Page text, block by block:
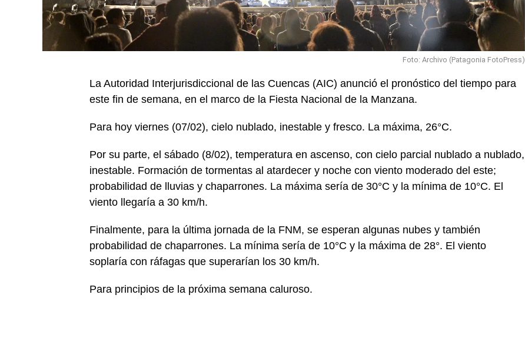
Foto: Archivo (Patagonia FotoPress)
La Autoridad Interjurisdiccional de las Cuencas (AIC) anunció el pronóstico del tiempo para
este fin de semana, en el marco de la Fiesta Nacional de la Manzana.
Para hoy viernes (07/02), cielo nublado, inestable y fresco. La máxima, 26°C.
Por su parte, el sábado (8/02), temperatura en ascenso, con cielo parcial nublado a nublado,
inestable. Formación de tormentas al atardecer y noche con viento moderado del este;
probabilidad de lluvias y chaparrones. La máxima sería de 30°C y la mínima de 10°C. El
viento llegaría a 30 km/h.
Finalmente, para la última jornada de la FNM, se esperan algunas nubes y también
probabilidad de chaparrones. La mínima sería de 10°C y la máxima de 28°. El viento
soplaría con ráfagas que superarían los 30 km/h.
Para principios de la próxima semana caluroso.